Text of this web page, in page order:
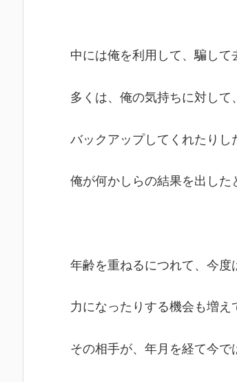
中には俺を利用して、騙して
多くは、俺の気持ちに対して
バックアップしてくれたりし
俺が何かしらの結果を出した
年齢を重ねるにつれて、今度
力になったりする機会も増え
その相手が、年月を経て今で